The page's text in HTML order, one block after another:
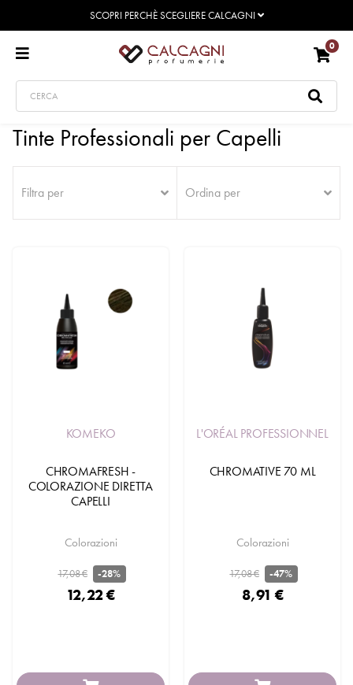
SCOPRI PERCHÈ SCEGLIERE CALCAGNI
0
Tinte Professionali per Capelli
Filtra per Ordina per
KOMEKO
CHROMAFRESH -
COLORAZIONE DIRETTA
CAPELLI
Colorazioni
17,08 € -28%
12,22 €
L'ORÉAL PROFESSIONNEL
CHROMATIVE 70 ML
Colorazioni
17,08 € -47%
8,91 €